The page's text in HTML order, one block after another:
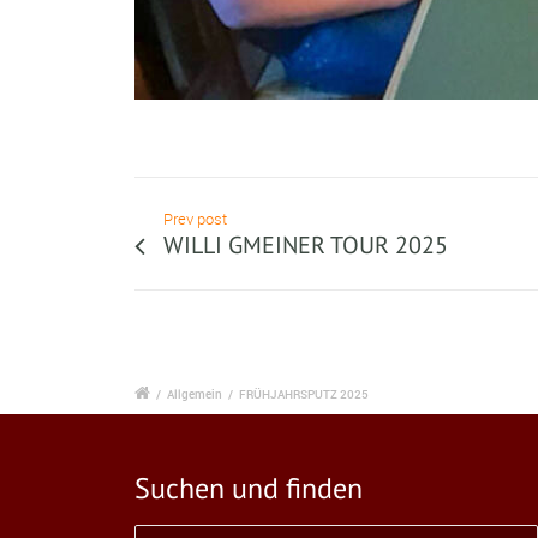
Prev post
WILLI GMEINER TOUR 2025
/ Allgemein / FRÜHJAHRSPUTZ 2025
Suchen und finden